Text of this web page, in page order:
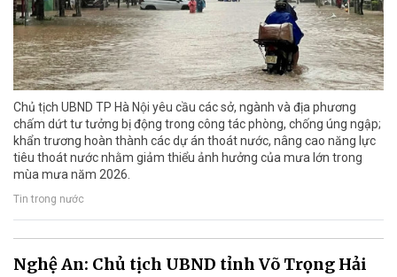
Chủ tịch UBND TP Hà Nội yêu cầu các sở, ngành và địa phương
chấm dứt tư tưởng bị động trong công tác phòng, chống úng ngập;
khẩn trương hoàn thành các dự án thoát nước, nâng cao năng lực
tiêu thoát nước nhằm giảm thiểu ảnh hưởng của mưa lớn trong
mùa mưa năm 2026.
Tin trong nước
Nghệ An: Chủ tịch UBND tỉnh Võ Trọng Hải